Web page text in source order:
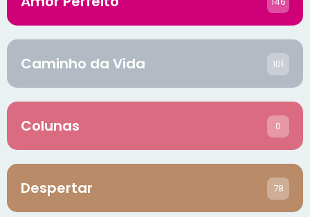
Caminho da Vida 101
Colunas 0
Despertar 78